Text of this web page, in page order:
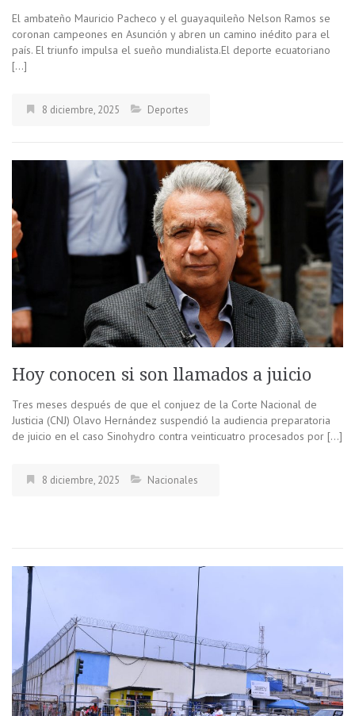
El ambateño Mauricio Pacheco y el guayaquileño Nelson Ramos se
coronan campeones en Asunción y abren un camino inédito para el
país. El triunfo impulsa el sueño mundialista.El deporte ecuatoriano
[…]
8 diciembre, 2025 Deportes
Hoy conocen si son llamados a juicio
Tres meses después de que el conjuez de la Corte Nacional de
Justicia (CNJ) Olavo Hernández suspendió la audiencia preparatoria
de juicio en el caso Sinohydro contra veinticuatro procesados por […]
8 diciembre, 2025 Nacionales